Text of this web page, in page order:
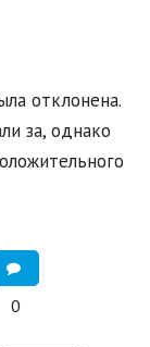
отклонена.
за, однако
0